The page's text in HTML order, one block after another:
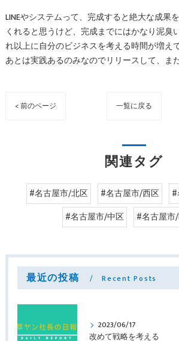
LINEやシステムって、完成すると絶大な成果
くれると思うけど、完成までにはかなり泥臭
れ以上に自分のビジネスを考える時間が増え
あとは実践あるのみなのでリリースして、ま
< 前のページ 一覧に戻る
関連タグ
#名古屋市/北区 #名古屋市/西区
#名古屋市/中区
#名古屋市
最近の投稿 Recent Posts
2023/06/17
改めて戦略を考える